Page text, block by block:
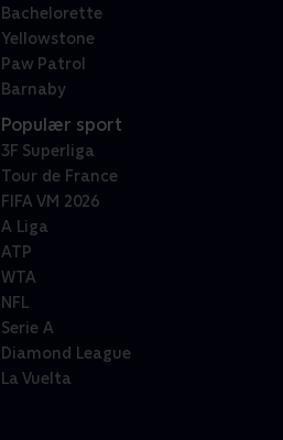
Bachelorette
Yellowstone
Paw Patrol
Barnaby
Populær sport
3F Superliga
Tour de France
FIFA VM 2026
A Liga
ATP
WTA
NFL
Serie A
Diamond League
La Vuelta